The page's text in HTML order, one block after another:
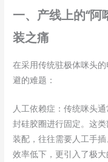
一、产线上的“阿
装之痛
在采用传统驻极体咪头
避的难题：
人工依赖症：传统咪头
封硅胶圈进行固定。这
装配，往往需要人工手
效率低下，更引入了极